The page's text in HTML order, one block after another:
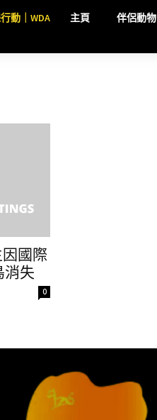
動｜WDA 主頁 伴侶動物
國際
消失
0